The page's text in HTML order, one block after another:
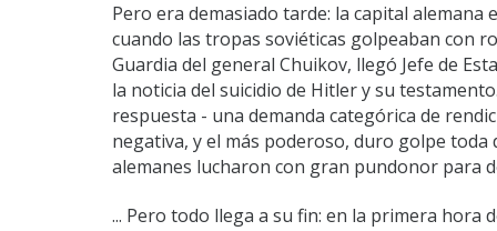
Pero era demasiado tarde: la capital alemana
cuando las tropas soviéticas golpeaban con
Guardia del general Chuikov, llegó Jefe de
la noticia del suicidio de Hitler y su
respuesta - una demanda categórica de
negativa, y el más poderoso, duro golpe
alemanes lucharon con gran pundonor para
... Pero todo llega a su fin: en la primera hora